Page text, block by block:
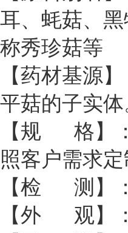
耳、蚝菇、
称秀珍菇等
【药材基源
平菇的子实体
【规 格】
照客户需求定
【检 测】
【外 观】